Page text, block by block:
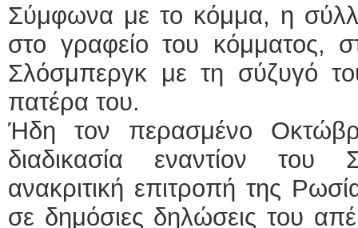
Σύμφωνα με το κόμμα, η
στο γραφείο του κόμματος,
Σλόσμπεργκ με τη σύζυγό
πατέρα του.
Ήδη τον περασμένο
διαδικασία εναντίον
ανακριτική επιτροπή της
σε δημόσιες δηλώσεις του